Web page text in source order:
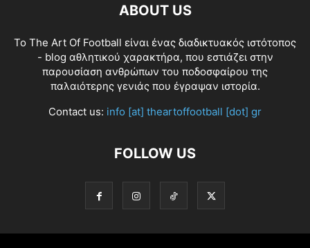
ABOUT US
Το The Art Of Football είναι ένας διαδικτυακός ιστότοπος
- blog αθλητικού χαρακτήρα, που εστιάζει στην
παρουσίαση ανθρώπων του ποδοσφαίρου της
παλαιότερης γενιάς που έγραψαν ιστορία.
Contact us: info [at] theartoffootball [dot] gr
FOLLOW US